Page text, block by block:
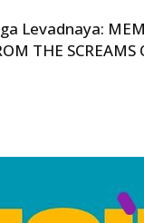
Levadnaya:
THE SCREAMS